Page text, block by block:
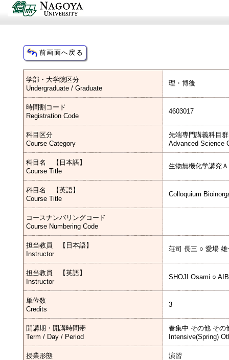
学部・大学院区分
Undergraduate / Graduate
理・博後
時間割コード
Registration Code
4603017
科目区分
Course Category
先端専門講義科目
Advanced Science
科目名 【日本語】
Course Title
生物無機化学講究Ａ
科目名 【英語】
Course Title
Colloquium
コースナンバリングコード
Course Numbering Code
担当教員 【日本語】
Instructor
荘司 長三 ○ 愛場 雄
担当教員 【英語】
Instructor
SHOJI Osami ○
単位数
Credits
3
開講期・開講時間帯
Term / Day / Period
春集中 その他 その
Intensive(Spring)
授業形態
演習